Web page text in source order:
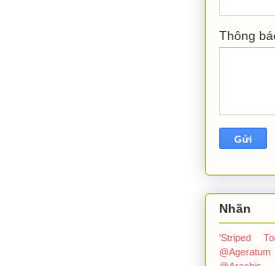
Thông
Nhãn
'Striped
@Ageratum